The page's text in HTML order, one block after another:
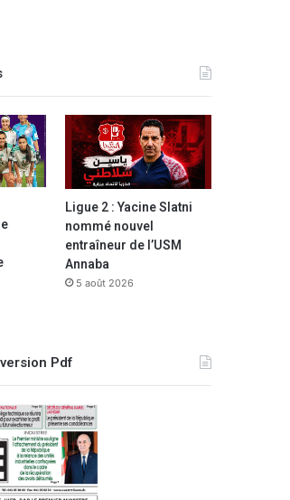
Ligue 2 : Yacine Slatni
nommé nouvel
entraîneur de l’USM
Annaba
5 août 2026
Pdf